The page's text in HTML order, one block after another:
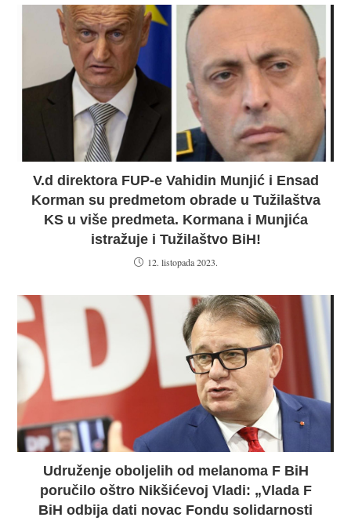
V.d direktora FUP-e Vahidin Munjić i Ensad
Korman su predmetom obrade u Tužilaštva
KS u više predmeta. Kormana i Munjića
istražuje i Tužilaštvo BiH!
12. listopada 2023.
Udruženje oboljelih od melanoma F BiH
poručilo oštro Nikšićevoj Vladi: „Vlada F
BiH odbija dati novac Fondu solidarnosti